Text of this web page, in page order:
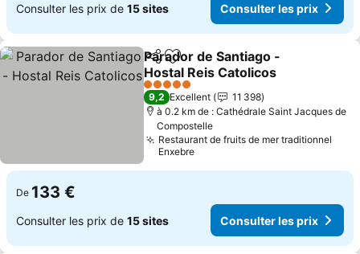
Consulter les prix de 15 sites Consulter les prix
PartagerAjouter à mes favoris
Parador de Santiago -
Hostal Reis Catolicos
5 Étoiles
9,2 Excellent
11 398
à 0.2 km de : Cathédrale Saint Jacques de
Compostelle
Restaurant de fruits de mer traditionnel
Enxebre
De 133 €
Consulter les prix de 15 sites Consulter les prix